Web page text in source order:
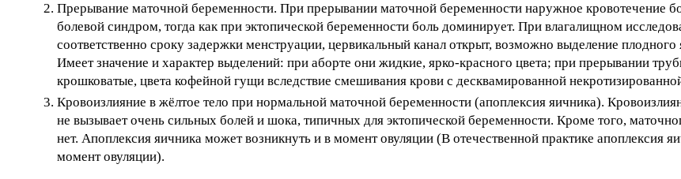
Прерывание маточной беременности. При прерывании маточной беременности наружное кровотечение
болевой синдром, тогда как при эктопической беременности боль доминирует. При влагалищном
соответственно сроку задержки менструации, цервикальный канал открыт, возможно выделение плодного
Имеет значение и характер выделений: при аборте они жидкие, ярко-красного цвета; при прерывании
крошковатые, цвета кофейной гущи вследствие смешивания крови с десквамированной
Кровоизлияние в жёлтое тело при нормальной маточной беременности (апоплексия яичника).
не вызывает очень сильных болей и шока, типичных для эктопической беременности. Кроме того,
нет. Апоплексия яичника может возникнуть и в момент овуляции (В отечественной практике апоплексия
момент овуляции).